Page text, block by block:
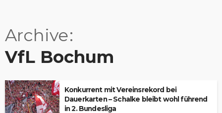
Archive
VfL Bochum
Konkurrent mit Vereinsrekord bei
Dauerkarten – Schalke bleibt wohl führend
in 2. Bundesliga